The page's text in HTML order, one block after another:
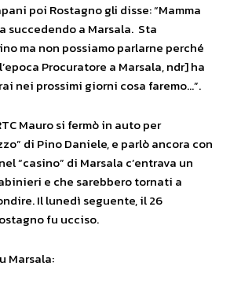
poi Rostagno gli disse: “Mamma
succedendo a Marsala. Sta
ma non possiamo parlarne perché
Procuratore a Marsala, ndr] ha
nei prossimi giorni cosa faremo…”.
Mauro si fermò in auto per
di Pino Daniele, e parlò ancora con
“casino” di Marsala c’entrava un
e che sarebbero tornati a
Il lunedì seguente, il 26
fu ucciso.
Marsala: